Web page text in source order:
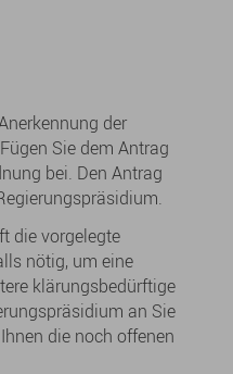
der
Sie dem Antrag
bei. Den Antrag
die vorgelegte
nötig, um eine
klärungsbedürftige
an Sie
die noch offenen